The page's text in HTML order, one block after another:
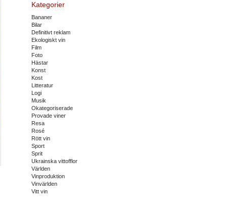
Kategorier
Bananer
Bilar
Definitivt reklam
Ekologiskt vin
Film
Foto
Hästar
Konst
Kost
Litteratur
Logi
Musik
Okategoriserade
Provade viner
Resa
Rosé
Rött vin
Sport
Sprit
Ukrainska vittofflor
Världen
Vinproduktion
Vinvärlden
Vitt vin